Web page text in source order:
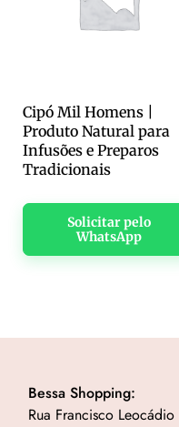
Cipó Mil Homens |
Produto Natural para
Infusões e Preparos
Tradicionais
Solicitar pelo
WhatsApp
Bessa Shopping:
Rua Francisco